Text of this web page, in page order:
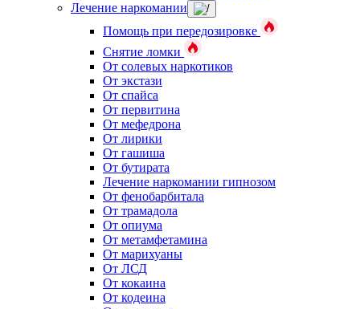
Лечение наркомании
Помощь при передозировке
Снятие ломки
От солевых наркотиков
От экстази
От спайса
От первитина
От мефедрона
От лирики
От гашиша
От бутирата
Лечение наркомании гипнозом
От фенобарбитала
От трамадола
От опиума
От метамфетамина
От марихуаны
От ЛСД
От кокаина
От кодеина